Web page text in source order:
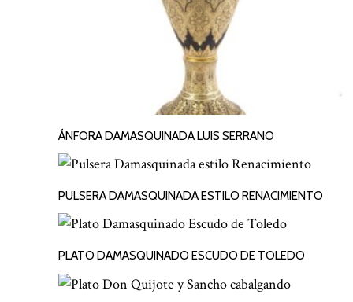
LEER MÁS
ÁNFORA DAMASQUINADA LUIS SERRANO
LEER MÁS
PULSERA DAMASQUINADA ESTILO RENACIMIENTO
LEER MÁS
PLATO DAMASQUINADO ESCUDO DE TOLEDO